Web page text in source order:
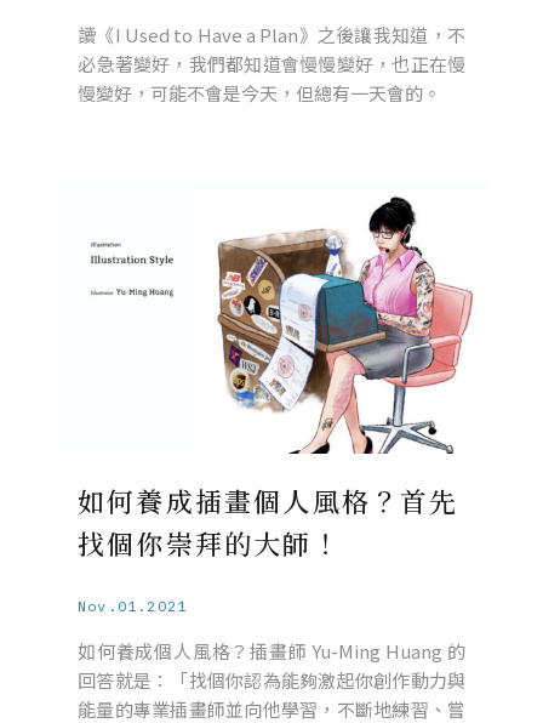
讀《I Used to Have a Plan》之後讓我知道，不
必急著變好，我們都知道會慢慢變好，也正在慢
慢變好，可能不會是今天，但總有一天會的。
如何養成插畫個人風格？首先
找個你崇拜的大師！
Nov.01.2021
如何養成個人風格？插畫師 Yu-Ming Huang 的
回答就是：「找個你認為能夠激起你創作動力與
能量的專業插畫師並向他學習，不斷地練習、嘗